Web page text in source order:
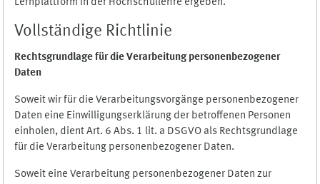
Lernplattform in der Hochschullehre ergeben.
Vollständige Richtlinie
Rechtsgrundlage für die Verarbeitung personenbezogener
Daten
Soweit wir für die Verarbeitungsvorgänge personenbezogener
Daten eine Einwilligungserklärung der betroffenen Personen
einholen, dient Art. 6 Abs. 1 lit. a DSGVO als Rechtsgrundlage
für die Verarbeitung personenbezogener Daten.
Soweit eine Verarbeitung personenbezogener Daten zur